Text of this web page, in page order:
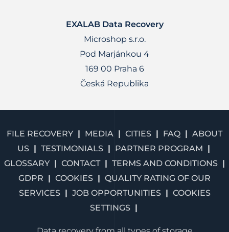
EXALAB Data Recovery
Microshop s.r.o.
Pod Marjánkou 4
169 00 Praha 6
Česká Republika
FILE RECOVERY MEDIA CITIES FAQ
ABOUT
US
TESTIMONIALS
PARTNER PROGRAM
GLOSSARY
CONTACT
TERMS AND CONDITIONS
GDPR
COOKIES
QUALITY RATING OF OUR
SERVICES
JOB OPPORTUNITIES
COOKIES
SETTINGS